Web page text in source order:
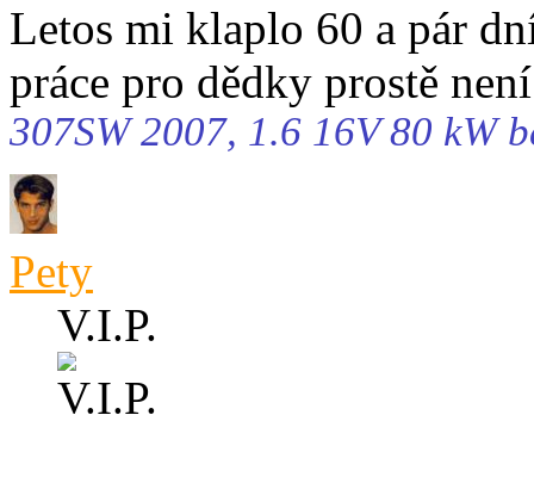
Letos mi klaplo 60 a pár
práce pro dědky prostě
307SW 2007, 1.6 16V 80 kW
Pety
V.I.P.